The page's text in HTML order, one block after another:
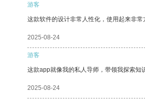
游客
这款软件的设计非常人性化，使用起来非常
2025-08-24
游客
这款app就像我的私人导师，带领我探索知
2025-08-24